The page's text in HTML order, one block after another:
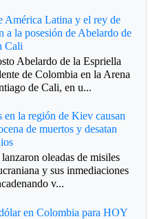
América Latina y el rey de
a la posesión de Abelardo de
Cali
Abelardo de la Espriella
de Colombia en la Arena
de Cali, en u...
en la región de Kiev causan
de muertos y desatan
lanzaron oleadas de misiles
y sus inmediaciones
v...
en Colombia para HOY